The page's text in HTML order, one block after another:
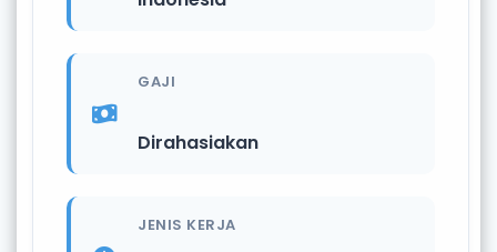
GAJI
Dirahasiakan
JENIS KERJA